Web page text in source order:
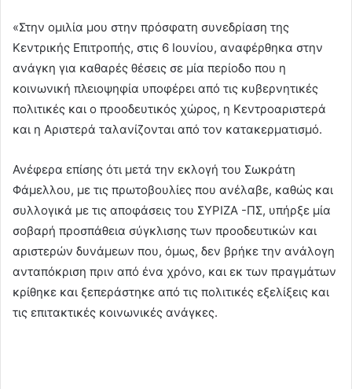
«Στην ομιλία μου στην πρόσφατη συνεδρίαση της
Κεντρικής Επιτροπής, στις 6 Ιουνίου, αναφέρθηκα στην
ανάγκη για καθαρές θέσεις σε μία περίοδο που η
κοινωνική πλειοψηφία υποφέρει από τις κυβερνητικές
πολιτικές και ο προοδευτικός χώρος, η Κεντροαριστερά
και η Αριστερά ταλανίζονται από τον κατακερματισμό.
Ανέφερα επίσης ότι μετά την εκλογή του Σωκράτη
Φάμελλου, με τις πρωτοβουλίες που ανέλαβε, καθώς και
συλλογικά με τις αποφάσεις του ΣΥΡΙΖΑ -ΠΣ, υπήρξε μία
σοβαρή προσπάθεια σύγκλισης των προοδευτικών και
αριστερών δυνάμεων που, όμως, δεν βρήκε την ανάλογη
ανταπόκριση πριν από ένα χρόνο, και εκ των πραγμάτων
κρίθηκε και ξεπεράστηκε από τις πολιτικές εξελίξεις και
τις επιτακτικές κοινωνικές ανάγκες.